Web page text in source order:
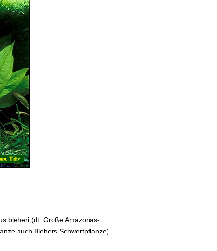
bleheri (dt. Große Amazonas-
auch Blehers Schwertpflanze)